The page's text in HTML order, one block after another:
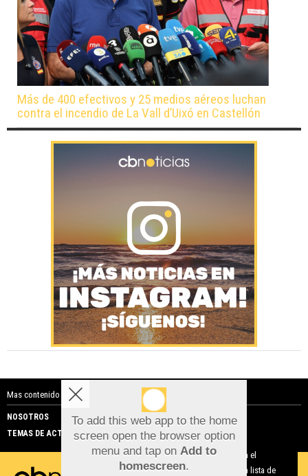
Más de 400 efectivos y 25 medios aéreos luchan
contra el incendio de La Vall d’Uixó en Castellón
Mas contenido de Costa Blanca Noticias:
NOSOTROS
PUBLICIDAD
TEMAS DE ACTUALIDAD
To add this web app to the home
screen open the browser option
menu and tap on Add to
homescreen.
Aviso sobre el Uso de cookies:
Utilizamos cookies nuestras y de terceros para el
funcionamiento del digital. Puedes consultar la lista de